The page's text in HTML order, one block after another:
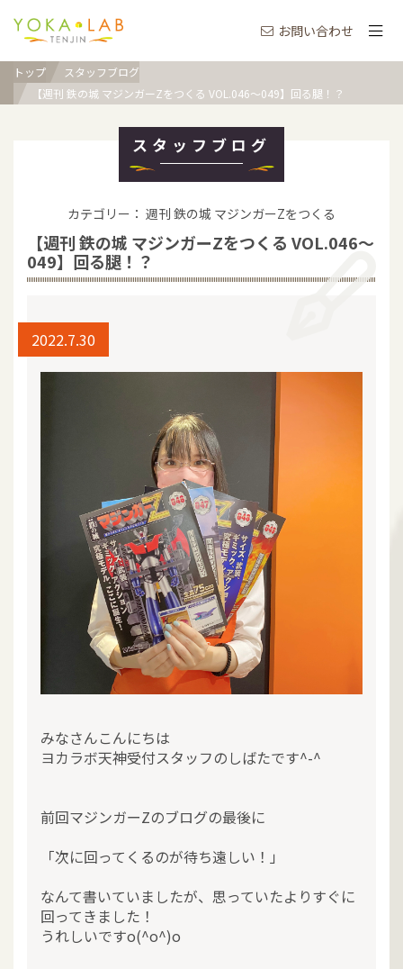
お問い合わせ
トップ
スタッフブログ
【週刊 鉄の城 マジンガーZをつくる VOL.046～049】回る腿！？
スタッフブログ
カテゴリー： 週刊 鉄の城 マジンガーZをつくる
【週刊 鉄の城 マジンガーZをつくる VOL.046～
049】回る腿！？
2022.7.30
みなさんこんにちは
ヨカラボ天神受付スタッフのしばたです^-^
前回マジンガーZのブログの最後に
「次に回ってくるのが待ち遠しい！」
なんて書いていましたが、思っていたよりすぐに
回ってきました！
うれしいですo(^o^)o